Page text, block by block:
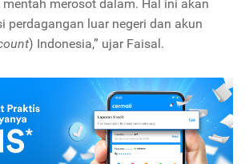
mentah merosot dalam. Hal ini akan
perdagangan luar negeri dan akun
) Indonesia,” ujar Faisal.